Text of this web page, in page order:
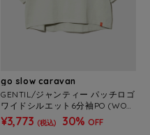
go slow caravan
GENTIL/ジャンティー パッチロゴ
ワイドシルエット6分袖PO (WOM
ENS)
¥3,773 (税込) 30% OFF